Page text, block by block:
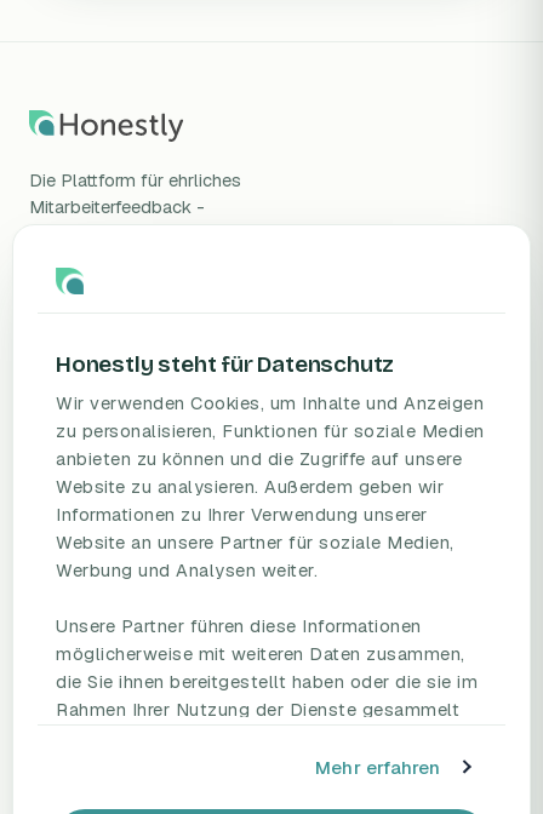
Honestly steht für Datenschutz
Wir verwenden Cookies, um Inhalte und Anzeigen
zu personalisieren, Funktionen für soziale Medien
anbieten zu können und die Zugriffe auf unsere
Website zu analysieren. Außerdem geben wir
Informationen zu Ihrer Verwendung unserer
Website an unsere Partner für soziale Medien,
Werbung und Analysen weiter.
Unsere Partner führen diese Informationen
möglicherweise mit weiteren Daten zusammen,
die Sie ihnen bereitgestellt haben oder die sie im
Rahmen Ihrer Nutzung der Dienste gesammelt
Mehr erfahren
Die Plattform für ehrliches
Mitarbeiterfeedback -
PRODUKT
Mitarbeiterbefragungs-
Plattform
Preise
RESSOURCEN
Blog
Umfragevorlagen
Mitarbeiterbefragung
eNPS
Employee Engagement
Status Page